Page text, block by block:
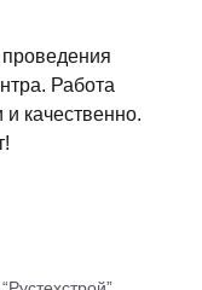
Работа
качественно.